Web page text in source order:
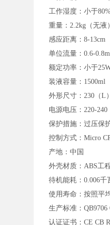
工作湿度：小于
重量：2.2kg（无液
感应距离：8-13cm
单位流量：0.6-
额定功率：小于
装液容量：1500ml
外形尺寸：230（L
电源电压：220-240
保护措施：过压保
控制方式：Micro
产地：中国
外壳材质：ABS工
待机能耗：0.006千
使用寿命：按照平
生产标准：QB9706
认证证书：CE CB